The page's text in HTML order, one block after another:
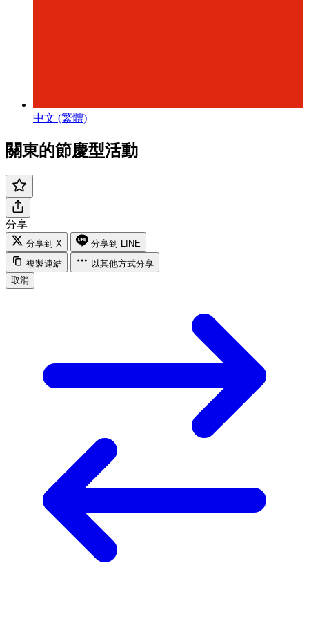
中文 (繁體)
關東的節慶型活動
分享
分享到 X
分享到 LINE
複製連結
以其他方式分享
取消